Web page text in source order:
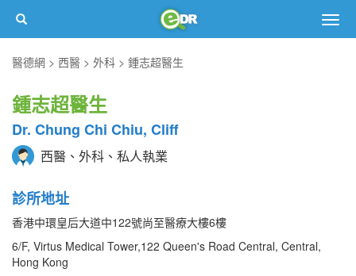
醫德網
西醫 外科 鍾志超醫生
鍾志超醫生
Dr. Chung Chi Chiu, Cliff
西醫、外科、私人執業
診所地址
香港中環皇后大道中122號尚至醫療大樓6樓
6/F, Virtus Medical Tower,122 Queen's Road Central, Central,
Hong Kong